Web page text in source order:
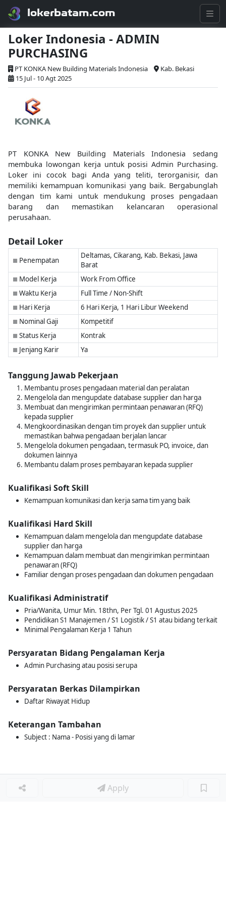
lokerbatam.com
Loker Indonesia - ADMIN
PURCHASING
PT KONKA New Building Materials Indonesia
Kab. Bekasi
15 Jul - 10 Agt 2025
PT KONKA New Building Materials Indonesia sedang
membuka lowongan kerja untuk posisi Admin Purchasing.
Loker ini cocok bagi Anda yang teliti, terorganisir, dan
memiliki kemampuan komunikasi yang baik. Bergabunglah
dengan tim kami untuk mendukung proses pengadaan
barang dan memastikan kelancaran operasional
perusahaan.
Detail Loker
■ Penempatan
Deltamas, Cikarang, Kab. Bekasi, Jawa
Barat
■ Model Kerja Work From Office
■ Waktu Kerja Full Time / Non-Shift
■ Hari Kerja 6 Hari Kerja, 1 Hari Libur Weekend
■ Nominal Gaji Kompetitif
■ Status Kerja Kontrak
■ Jenjang Karir Ya
Tanggung Jawab Pekerjaan
Membantu proses pengadaan material dan peralatan
Mengelola dan mengupdate database supplier dan harga
Membuat dan mengirimkan permintaan penawaran (RFQ)
kepada supplier
Mengkoordinasikan dengan tim proyek dan supplier untuk
memastikan bahwa pengadaan berjalan lancar
Mengelola dokumen pengadaan, termasuk PO, invoice, dan
dokumen lainnya
Membantu dalam proses pembayaran kepada supplier
Kualifikasi Soft Skill
Kemampuan komunikasi dan kerja sama tim yang baik
Kualifikasi Hard Skill
Kemampuan dalam mengelola dan mengupdate database
supplier dan harga
Kemampuan dalam membuat dan mengirimkan permintaan
penawaran (RFQ)
Familiar dengan proses pengadaan dan dokumen pengadaan
Kualifikasi Administratif
Pria/Wanita, Umur Min. 18thn, Per Tgl. 01 Agustus 2025
Pendidikan S1 Manajemen / S1 Logistik / S1 atau bidang terkait
Minimal Pengalaman Kerja 1 Tahun
Persyaratan Bidang Pengalaman Kerja
Admin Purchasing atau posisi serupa
Persyaratan Berkas Dilampirkan
Daftar Riwayat Hidup
Keterangan Tambahan
Subject : Nama - Posisi yang di lamar
Apply